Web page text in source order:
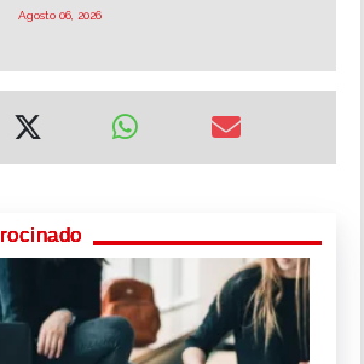
Agosto 06, 2026